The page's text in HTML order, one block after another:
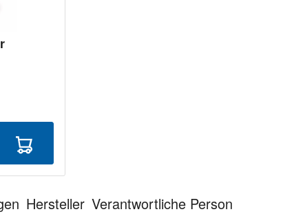
Hersteller Verantwortliche Person